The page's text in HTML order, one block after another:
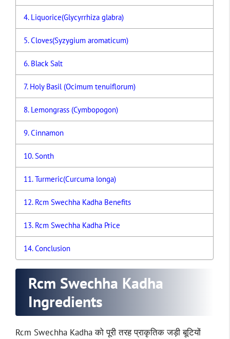
Liquorice(Glycyrrhiza glabra)
Cloves(Syzygium aromaticum)
Black Salt
Holy Basil (Ocimum tenuiflorum)
Lemongrass (Cymbopogon)
Cinnamon
Sonth
Turmeric(Curcuma longa)
Rcm Swechha Kadha Benefits
Rcm Swechha Kadha Price
Conclusion
Rcm Swechha Kadha
Ingredients
Rcm Swechha Kadha को पूरी तरह प्राकृतिक जड़ी बूटियों